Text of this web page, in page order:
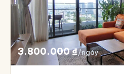
3.800.000₫/ngày